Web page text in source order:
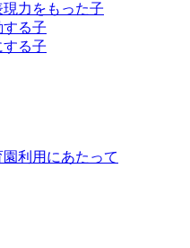
力をもった子
する子
る子
利用にあたって